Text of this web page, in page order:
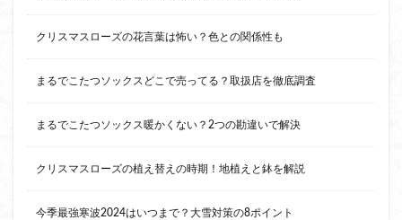
クリスマスローズの花言葉は怖い？色との関係性も
まるでこたつソックスどこで売ってる？取扱店を徹底調査
まるでこたつソックス暖かくない？2つの勘違いで解決
クリスマスローズの植え替えの時期！地植えと鉢を解説
今季最強寒波2024はいつまで？大雪対策の8ポイント